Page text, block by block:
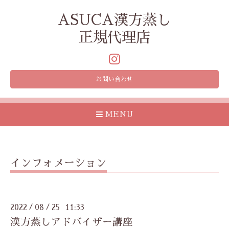
ASUCA漢方蒸し
正規代理店
お問い合わせ
MENU
インフォメーション
2022 / 08 / 25 11:33
漢方蒸しアドバイザー講座